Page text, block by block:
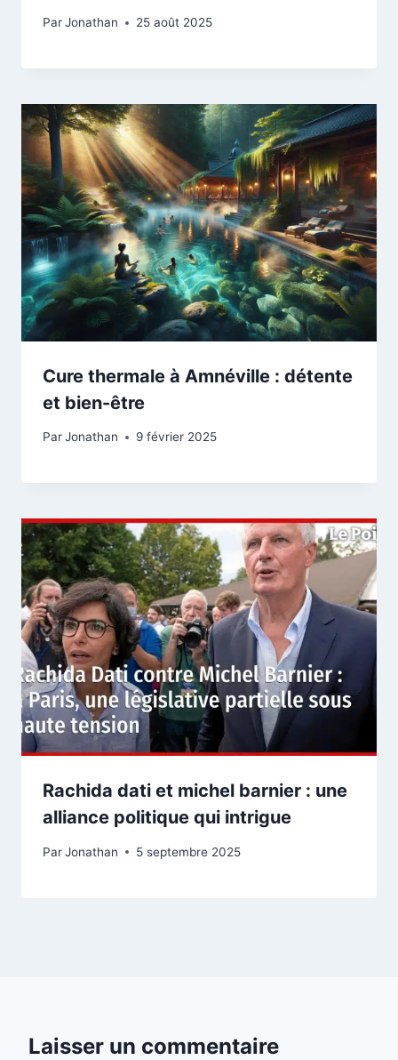
ParJonathan 25 août 2025
Cure thermale à Amnéville : détente
et bien-être
ParJonathan 9 février 2025
Rachida dati et michel barnier : une
alliance politique qui intrigue
ParJonathan 5 septembre 2025
Laisser un commentaire